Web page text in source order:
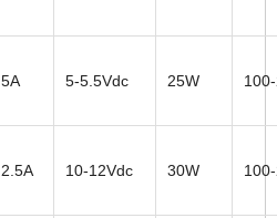
5A 5-5.5Vdc 25W
2.5A 10-12Vdc 30W